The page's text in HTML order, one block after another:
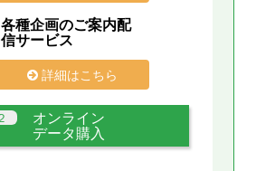
各種企画のご案内配
信サービス
詳細はこちら
オンライン
データ購入